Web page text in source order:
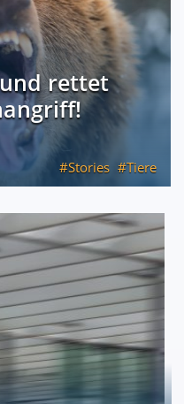
rettet
Stories
Tiere